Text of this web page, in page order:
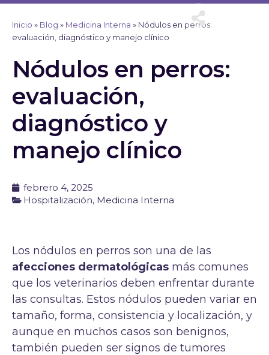
Ir
contenido
Inicio » Blog » Medicina Interna » Nódulos en perros:
evaluación, diagnóstico y manejo clínico
Nódulos en perros:
evaluación,
diagnóstico y
manejo clínico
febrero 4, 2025
Hospitalización, Medicina Interna
Los nódulos en perros son una de las
afecciones dermatológicas más comunes
que los veterinarios deben enfrentar durante
las consultas. Estos nódulos pueden variar en
tamaño, forma, consistencia y localización, y
aunque en muchos casos son benignos,
también pueden ser signos de tumores